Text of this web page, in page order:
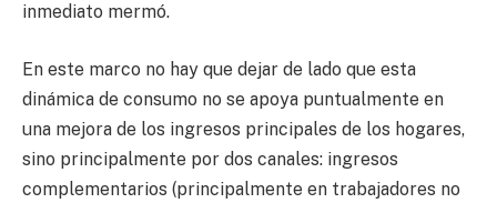
inmediato mermó.
En este marco no hay que dejar de lado que esta
dinámica de consumo no se apoya puntualmente en
una mejora de los ingresos principales de los hogares,
sino principalmente por dos canales: ingresos
complementarios (principalmente en trabajadores no